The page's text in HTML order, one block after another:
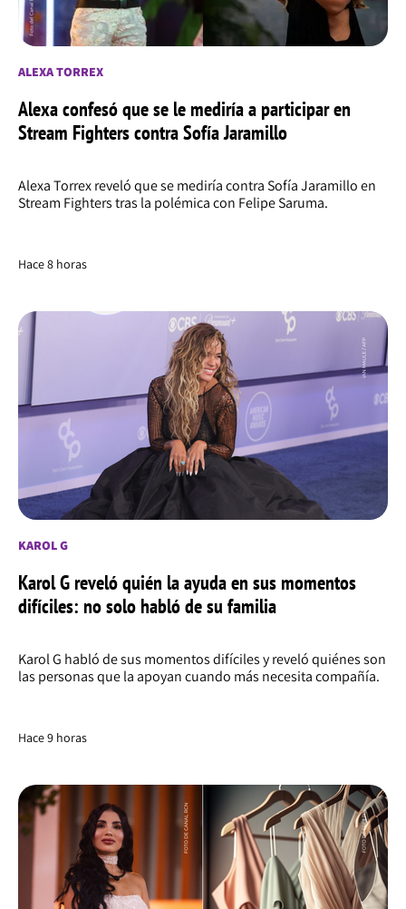
ALEXA TORREX
Alexa confesó que se le mediría a participar en
Stream Fighters contra Sofía Jaramillo
Alexa Torrex reveló que se mediría contra Sofía Jaramillo en
Stream Fighters tras la polémica con Felipe Saruma.
Hace 8 horas
KAROL G
Karol G reveló quién la ayuda en sus momentos
difíciles: no solo habló de su familia
Karol G habló de sus momentos difíciles y reveló quiénes son
las personas que la apoyan cuando más necesita compañía.
Hace 9 horas